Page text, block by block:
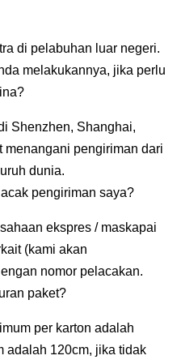
di pelabuhan luar negeri.
melakukannya, jika perlu
Shenzhen, Shanghai,
menangani pengiriman dari
dunia.
pengiriman saya?
ekspres / maskapai
(kami akan
nomor pelacakan.
paket?
per karton adalah
adalah 120cm, jika tidak